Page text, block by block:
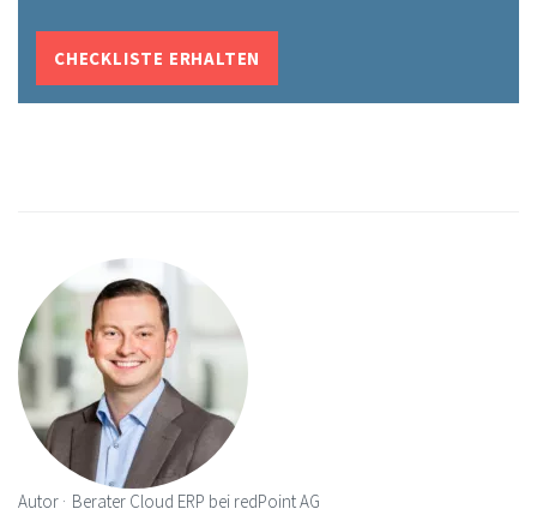
CHECKLISTE ERHALTEN
Autor Berater Cloud ERP bei redPoint AG